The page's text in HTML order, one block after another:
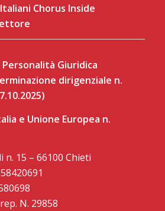
Chorus Inside
Giuridica
dirigenziale n.
e Unione Europea n.
n. 15 – 66100 Chieti
N. 29858